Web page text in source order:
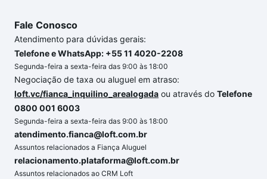
Fale Conosco
Atendimento para dúvidas gerais:
Telefone e WhatsApp: +55 11 4020-2208
Segunda-feira a sexta-feira das 9:00 às 18:00
Negociação de taxa ou aluguel em atraso:
loft.vc/fianca_inquilino_arealogada ou através do Telefone
0800 001 6003
Segunda-feira a sexta-feira das 9:00 às 18:00
atendimento.fianca@loft.com.br
Assuntos relacionados a Fiança Aluguel
relacionamento.plataforma@loft.com.br
Assuntos relacionados ao CRM Loft